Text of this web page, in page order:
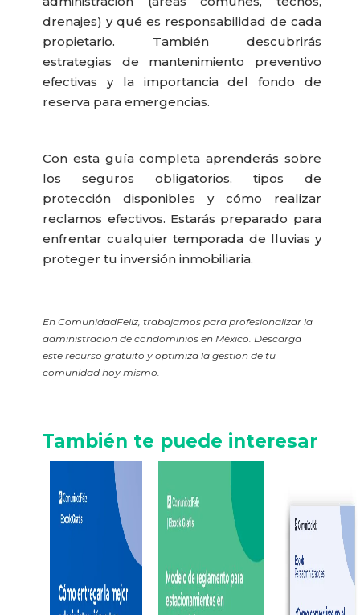
drenajes) y qué es responsabilidad de cada
propietario. También descubrirás
estrategias de mantenimiento preventivo
efectivas y la importancia del fondo de
reserva para emergencias.
Con esta guía completa aprenderás sobre
los seguros obligatorios, tipos de
protección disponibles y cómo realizar
reclamos efectivos. Estarás preparado para
enfrentar cualquier temporada de lluvias y
proteger tu inversión inmobiliaria.
En ComunidadFeliz, trabajamos para profesionalizar la
administración de condominios en México. Descarga
este recurso gratuito y optimiza la gestión de tu
comunidad hoy mismo.
También te puede interesar